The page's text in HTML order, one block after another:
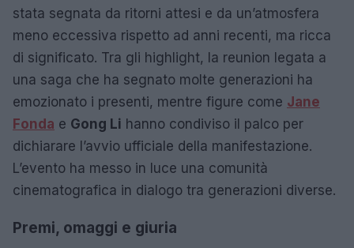
stata segnata da ritorni attesi e da un’atmosfera
meno eccessiva rispetto ad anni recenti, ma ricca
di significato. Tra gli highlight, la reunion legata a
una saga che ha segnato molte generazioni ha
emozionato i presenti, mentre figure come Jane
Fonda e Gong Li hanno condiviso il palco per
dichiarare l’avvio ufficiale della manifestazione.
L’evento ha messo in luce una comunità
cinematografica in dialogo tra generazioni diverse.
Premi, omaggi e giuria